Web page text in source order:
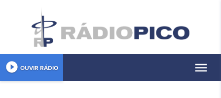
play_circle_filled OUVIR RÁDIO menu